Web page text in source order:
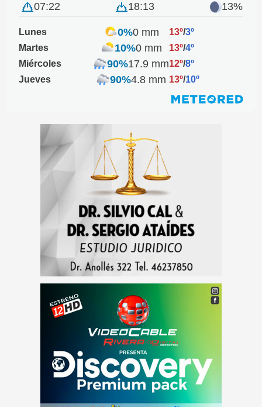
07:22 18:13 13%
Lunes 0%0 mm 13º/3º
Martes
10%0 mm 13º/4º
Miércoles
90%17.9 mm12º/8º
Jueves
90%4.8 mm 13º/10º